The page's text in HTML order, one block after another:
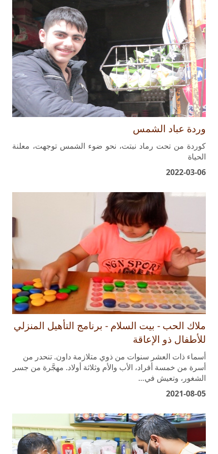
وردة عباد الشمس
كوردة من تحت رماد نبتت، نحو ضوء الشمس توجهت، معلنة
الحياة
2022-03-06
ملاك الحب - بيت السلام - برنامج التأهيل المنزلي
للأطفال ذو الإعاقة
أسماء ذات العشر سنوات من ذوي متلازمة داون. تنحدر من
أسرة من خمسة أفراد، الأب والأم وثلاثة أولاد. مهجَّرة من جسر
الشغور، وتعيش في…
2021-08-05